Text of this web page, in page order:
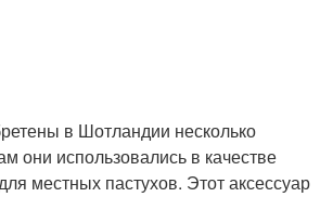
в Шотландии несколько
они использовались в качестве
местных пастухов. Этот аксессуар